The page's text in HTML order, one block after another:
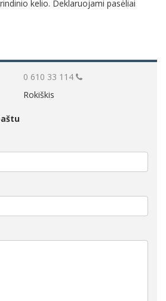
kelio. Deklaruojami pasėliai
0 610 33 114
Rokiškis